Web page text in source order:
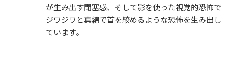
が生み出す閉塞感、そして影を使った視覚的恐怖で
ジワジワと真綿で首を絞めるような恐怖を生み出し
ています。